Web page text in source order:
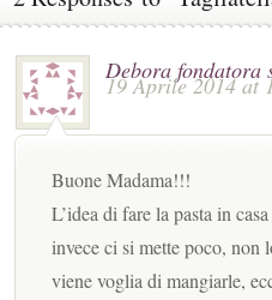
Debora fondatora
19 Aprile 2014 at
Buone Madama!!!
L’idea di fare la pasta in
invece ci si mette poco,
viene voglia di mangiarle,